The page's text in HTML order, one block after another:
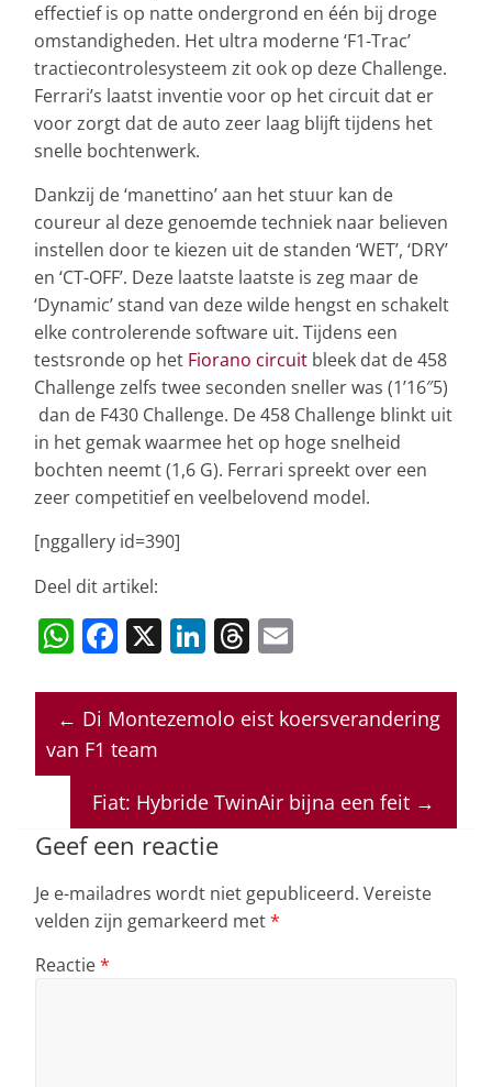
effectief is op natte ondergrond en één bij droge
omstandigheden. Het ultra moderne ‘F1-Trac’
tractiecontrolesysteem zit ook op deze Challenge.
Ferrari’s laatst inventie voor op het circuit dat er
voor zorgt dat de auto zeer laag blijft tijdens het
snelle bochtenwerk.
Dankzij de ‘manettino’ aan het stuur kan de
coureur al deze genoemde techniek naar believen
instellen door te kiezen uit de standen ‘WET’, ‘DRY’
en ‘CT-OFF’. Deze laatste laatste is zeg maar de
‘Dynamic’ stand van deze wilde hengst en schakelt
elke controlerende software uit. Tijdens een
testsronde op het Fiorano circuit bleek dat de 458
Challenge zelfs twee seconden sneller was (1’16″5)
dan de F430 Challenge. De 458 Challenge blinkt uit
in het gemak waarmee het op hoge snelheid
bochten neemt (1,6 G). Ferrari spreekt over een
zeer competitief en veelbelovend model.
[nggallery id=390]
Deel dit artikel:
W
at
s
p
p
F
c
e
o
o
k
X Li
k
e
n
T
re
a
s
ai
l
← Di Montezemolo eist koersverandering
van F1 team
Fiat: Hybride TwinAir bijna een feit →
Geef een reactie
Je e-mailadres wordt niet gepubliceerd. Vereiste
velden zijn gemarkeerd met*
Reactie*